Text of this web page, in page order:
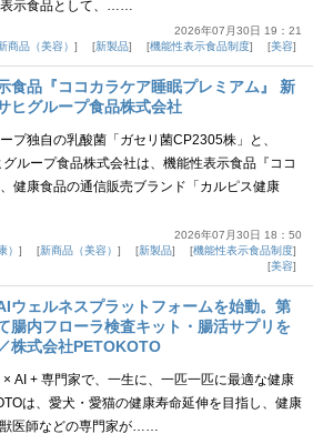
示食品として、……
2026年07月30日 19：21
商品（美容） 新製品 機能性表示食品制度 美容
食品『ココカラケア睡眠プレミアム』 新
ヒグループ食品株式会社
プ独自の乳酸菌「ガセリ菌CP2305株」と、
グループ食品株式会社は、機能性表示食品『ココ
健康食品の通信販売ブランド「カルピス健康
2026年07月30日 18：50
） 新商品（美容） 新製品
機能性表示食品制度
美容
ウェルネスプラットフォームを始動。第
腸内フローラ検査キット・腸活サプリを
株式会社PETOKOTO
AI + 専門家で、一生に、一匹一匹に最適な健康
は、愛犬・愛猫の健康寿命延伸を目指し、健康
医師などの専門家が……